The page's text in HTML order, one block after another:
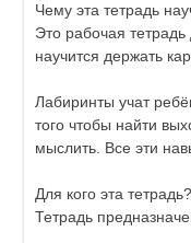
Чему эта тетрадь
Это рабочая
научится держать
Лабиринты учат
того чтобы найти
мыслить. Все эти
Для кого эта тетрадь?
Тетрадь